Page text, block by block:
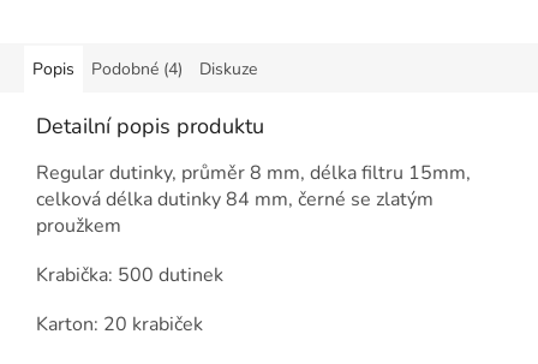
Popis Podobné (4) Diskuze
Detailní popis produktu
Regular dutinky, průměr 8 mm, délka filtru 15mm,
celková délka dutinky 84 mm, černé se zlatým
proužkem
Krabička: 500 dutinek
Karton: 20 krabiček